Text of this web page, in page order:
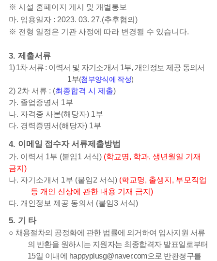
※ 시설 홈페이지 게시 및 개별통보
마. 임용일자 : 2023. 03. 27.(추후협의 )
※ 전형 일정은 기관 사정에 따라 변경될 수 있습니다.
3. 제출서류
1) 1차 서류 : 이력서 및 자기소개서 1부, 개인정보 제공 동의서
1부(첨부양식에 작성)
2) 2차 서류 : (최종합격 시 제출)
가. 졸업증명서 1부
나. 자격증 사본(해당자) 1부
다. 경력증명서 (해당자) 1부
4. 이메일 접수자 서류제출방법
가. 이력서 1부 (붙임1 서식) (학교명, 학과, 생년월일 기재
금지 )
나. 자기소개서 1부 (붙임2 서식) (학교명, 출생지 , 부모직업
등 개인 신상에 관한 내용 기재 금지 )
다. 개인정보 제공 동의서 (붙임3 서식)
5. 기 타
○ 채용절차의 공정화에 관한 법률에 의거하여 입사지원 서류
의 반환을 원하시는 지원자는 최종합격자 발표일로부터
15일 이내에 happyplusg@naver.com으로 반환청구를